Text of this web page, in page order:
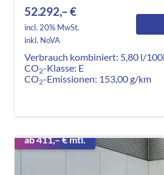
52.292,– €
incl. 20% MwSt.
inkl. NoVA
Verbrauch kombiniert: 5,80 l/
CO2-Klasse: E
CO2-Emissionen: 153,00 g/km
ab 411,– € mtl.